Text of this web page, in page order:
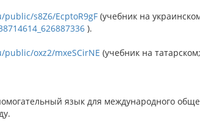
s8Z6/EcptoR9gF (учебник на
).
oxz2/mxeSCirNE (учебник на
язык для международного